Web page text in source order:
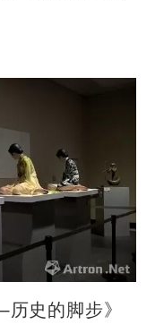
史的脚步》